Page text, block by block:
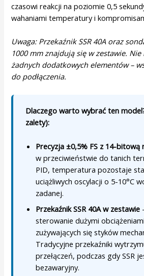
czasowi reakcji na poziomie 0,5
wahaniami temperatury i
Uwaga: Przekaźnik SSR 40A oraz
1000 mm znajdują się w zestawie.
żadnych dodatkowych elementów –
do podłączenia.
Dlaczego warto wybrać ten
zalety):
Precyzja ±0,5% FS z 14-bitową
w przeciwieństwie do tanich
PID, temperatura pozostaje
uciążliwych oscylacji o 5-10°C
zadanej.
Przekaźnik SSR 40A w zestawie
sterowanie dużymi
zużywających się styków
Tradycyjne przekaźniki
przełączeń, podczas gdy SSR
bezawaryjny.